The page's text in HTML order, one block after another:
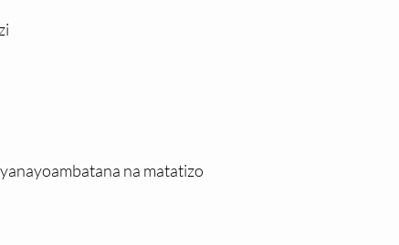
na matatizo